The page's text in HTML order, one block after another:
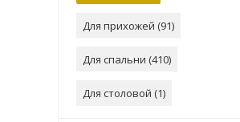
Для прихожей (91)
Для спальни (410)
Для столовой (1)